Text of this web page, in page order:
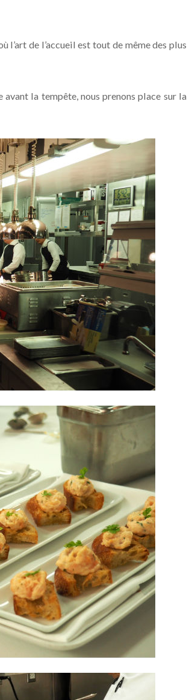
l’art de l’accueil est tout de même des plus
avant la tempête, nous prenons place sur la